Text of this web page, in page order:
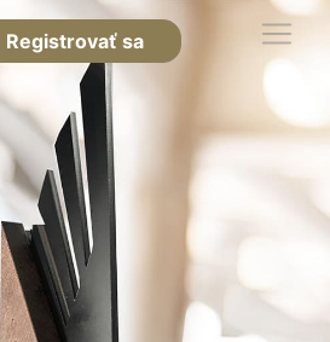
Registrovať sa